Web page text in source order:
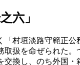
六」
村垣淡路守範正
扱を命ぜられた
換し、のち外国